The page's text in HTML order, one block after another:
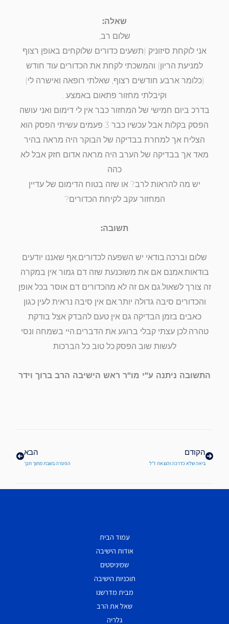
שאלה:
שלום רב,
אני לוקחת סיזוניק (תשעים כדורים שלוקחים באופן רצוף
למניעת הריון) והמשכתי לקחת את הכדורים עוד חודש
(כלומר ארבע חודשים רצוף, שאלתי רופאה ואישרה לי)
וקיבלתי מחזור פתאום באמצע .
בדרכ ביום חמישי של המחזור כבר אין לי דימום ואני עושה
הפסק בקלות אבל עכשיו כבר 3 פעמים עשיתי הפסק הוא
הצליח אך למחרת בבדיקה של הבוקר היה מראה בהיר
מאד אך בבדיקה של הערב היה מראה אדום חזק אבל לא
כהה
יש מה להראות לרב? או שזה בטוח הדימום של עדיין
המחזור עקב לקיחת הכדורים?
תשובה:
שלום וברכה.בודאי יש השפעה לכדורים,אף שאננו יודעים
בודאות.אמנם אם את משוכנעת שזה דם גמור אין במקרה
זה צורך לשאול.גם אם זה לא מהכדורים דם אוסר בכל אופן
והכדורים סיבה גדולה יותר.אם אין סיבה נראית לעין כגון
כאבים בזמן הבדיקה גם אין טעם להבדק אצל בודקת
טהרה.לכן עצתי קבלי ברוגע את הדברים.היי בשמחה ונסי
לעשות שוב הפסק.כל טוב כל הברכות
התשובה ניתנה ע"י מו"ר ראש הישיבה הרב ברוך וידר
הקודם
ביאה שלא כדרכה והוצאת ז"ל
הבא
הפטרה בשבת מתוך תנך
עמוד הבית
אודות הישיבה
שמיניסטים
תוכניות הישיבה
מבית מדרשנו
שאל את הרב
גלריה